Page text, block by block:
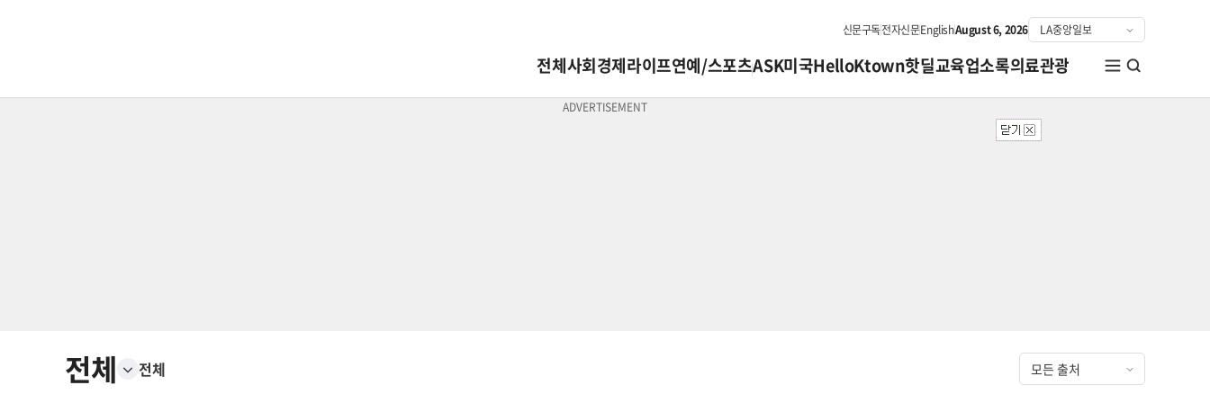
신문구독전자신문EnglishAugust 6, 2026
전체사회경제라이프연예/스포츠ASK미국HelloKtown핫딜교육업소록의료관광
전체 전체